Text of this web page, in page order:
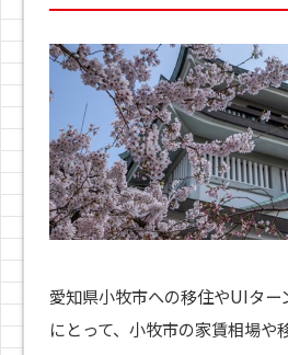
愛知県小牧市への移住やUIター
にとって、小牧市の家賃相場や